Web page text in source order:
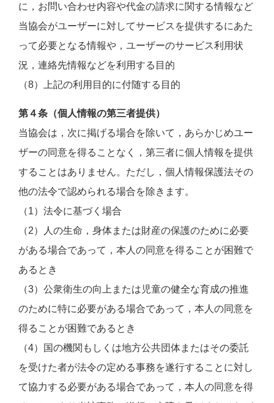
に，お問い合わせ内容や代金の請求に関する情報など
当協会がユーザーに対してサービスを提供するにあた
って必要となる情報や，ユーザーのサービス利用状
況，連絡先情報などを利用する目的
（8）上記の利用目的に付随する目的
第４条（個人情報の第三者提供）
当協会は，次に掲げる場合を除いて，あらかじめユー
ザーの同意を得ることなく，第三者に個人情報を提供
することはありません。ただし，個人情報保護法その
他の法令で認められる場合を除きます。
（1）法令に基づく場合
（2）人の生命，身体または財産の保護のために必要
がある場合であって，本人の同意を得ることが困難で
あるとき
（3）公衆衛生の向上または児童の健全な育成の推進
のために特に必要がある場合であって，本人の同意を
得ることが困難であるとき
（4）国の機関もしくは地方公共団体またはその委託
を受けた者が法令の定める事務を遂行することに対し
て協力する必要がある場合であって，本人の同意を得